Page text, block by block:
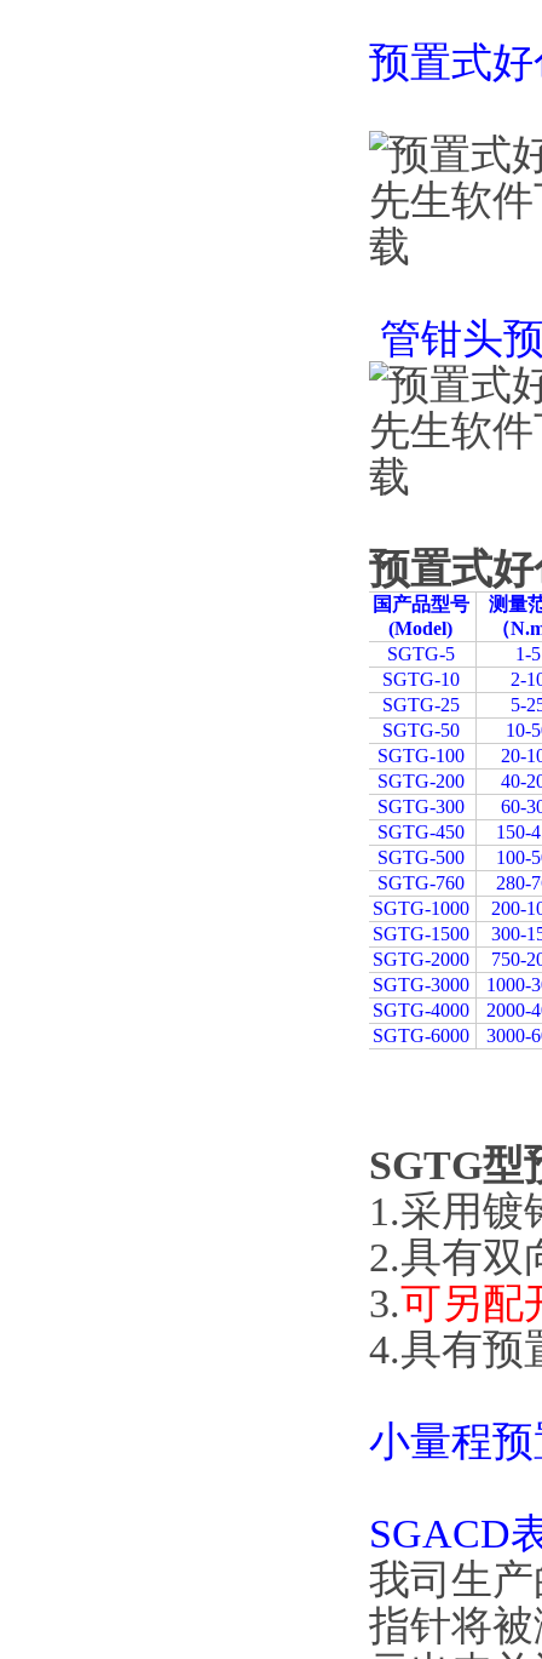
预置式
管钳头
预置式
国产品型号
(Model)
测量
（
SGTG-5
1-5
SGTG-10
2-
SGTG-25
5-
SGTG-50
10-
SGTG-100
20-
SGTG-200
40-
SGTG-300
60-
SGTG-450
150-
SGTG-500
100-
SGTG-760
280-
SGTG-1000
200-
SGTG-1500
300-
SGTG-2000
750-
SGTG-3000
1000-
SGTG-4000
2000-
SGTG-6000
3000-
SGTG型
1.采用镀铬
2.具有双
3.可另配
4.具有预
小量程
SGACD
我司生
指针将被